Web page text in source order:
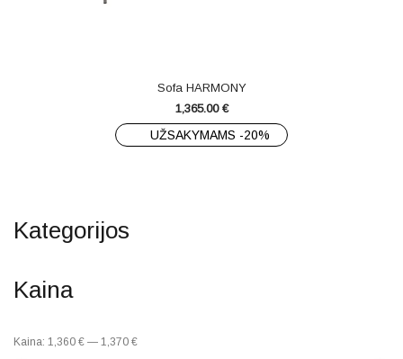
Sofa HARMONY
1,365.00 €
UŽSAKYMAMS -20%
Kategorijos
Kaina
Kaina: 1,360 € — 1,370 €